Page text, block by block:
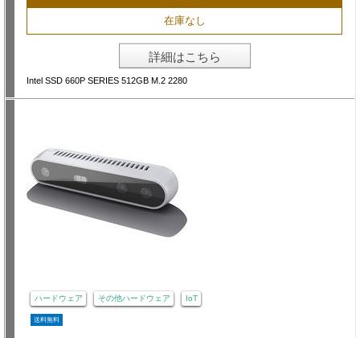
在庫なし
詳細はこちら
Intel SSD 660P SERIES 512GB M.2 2280
ハードウェア その他ハードウェア IoT
送料無料